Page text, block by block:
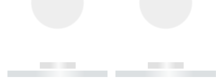
------------
----------- ----------- ----------
------------
----------- ----------- ----------